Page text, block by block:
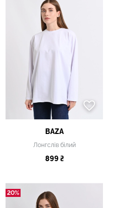
BAZA
Лонгслів білий
899 ₴
20%